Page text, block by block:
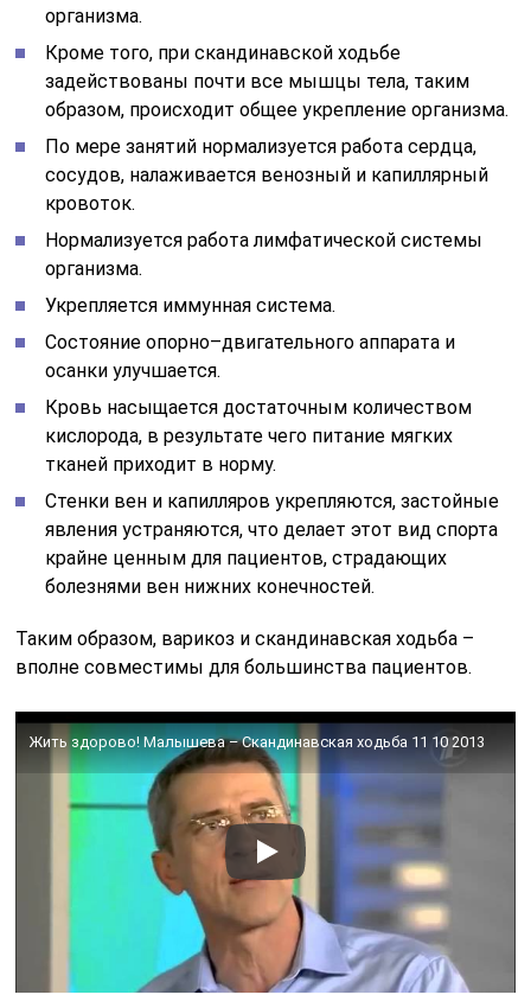
организма.
Кроме того, при скандинавской ходьбе
задействованы почти все мышцы тела, таким
образом, происходит общее укрепление организма.
По мере занятий нормализуется работа сердца,
сосудов, налаживается венозный и капиллярный
кровоток.
Нормализуется работа лимфатической системы
организма.
Укрепляется иммунная система.
Состояние опорно–двигательного аппарата и
осанки улучшается.
Кровь насыщается достаточным количеством
кислорода, в результате чего питание мягких
тканей приходит в норму.
Стенки вен и капилляров укрепляются, застойные
явления устраняются, что делает этот вид спорта
крайне ценным для пациентов, страдающих
болезнями вен нижних конечностей.
Таким образом, варикоз и скандинавская ходьба –
вполне совместимы для большинства пациентов.
Жить здорово! Малышева – Скандинавская ходьба 11 10 2013